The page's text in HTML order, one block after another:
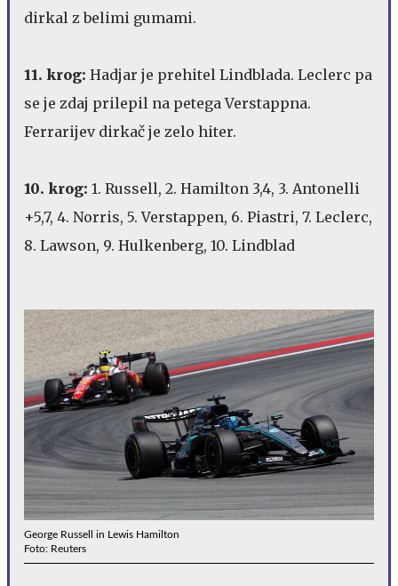
dirkal z belimi gumami.
11. krog: Hadjar je prehitel Lindblada. Leclerc pa
se je zdaj prilepil na petega Verstappna.
Ferrarijev dirkač je zelo hiter.
10. krog: 1. Russell, 2. Hamilton 3,4, 3. Antonelli
+5,7, 4. Norris, 5. Verstappen, 6. Piastri, 7. Leclerc,
8. Lawson, 9. Hulkenberg, 10. Lindblad
George Russell in Lewis Hamilton
Foto: Reuters